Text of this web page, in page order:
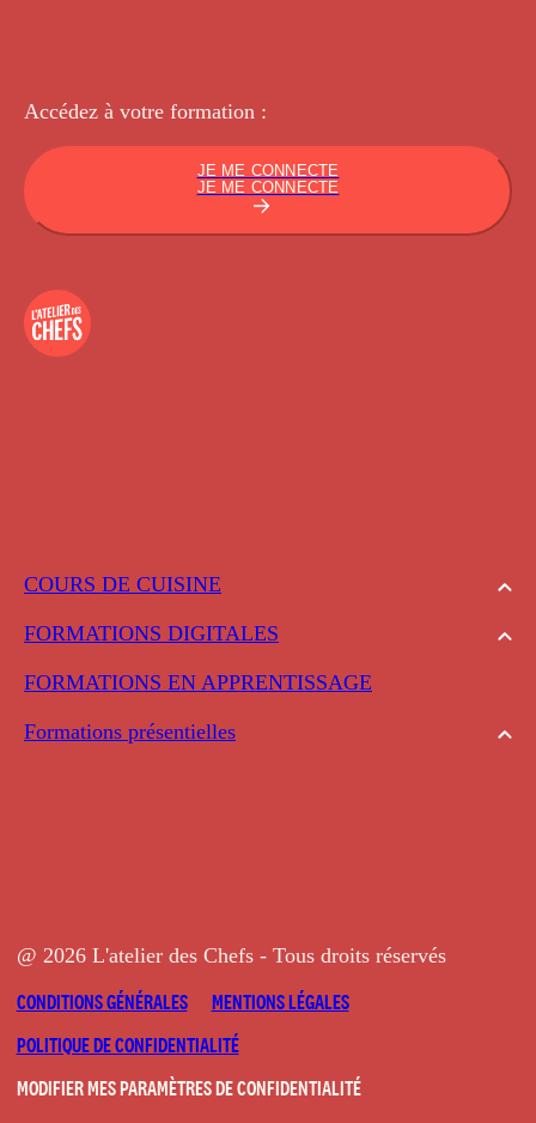
COURS DE CUISINE
FORMATIONS DIGITALES
FORMATIONS EN APPRENTISSAGE
Formations présentielles
Accédez à votre formation :
JE ME CONNECTE
JE ME CONNECTE
@ 2026 L'atelier des Chefs - Tous droits réservés
CONDITIONS GÉNÉRALES
MENTIONS LÉGALES
POLITIQUE DE CONFIDENTIALITÉ
MODIFIER MES PARAMÈTRES DE CONFIDENTIALITÉ